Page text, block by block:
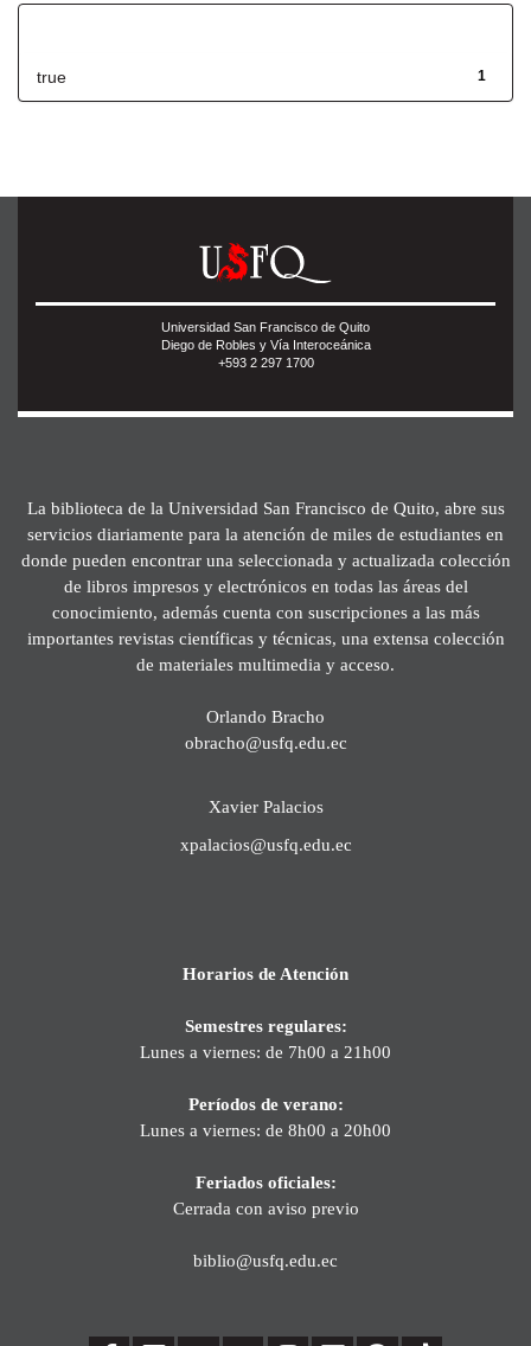
1
true
Universidad San Francisco de Quito
Diego de Robles y Vía Interoceánica
+593 2 297 1700
La biblioteca de la Universidad San Francisco de Quito, abre sus
servicios diariamente para la atención de miles de estudiantes en
donde pueden encontrar una seleccionada y actualizada colección
de libros impresos y electrónicos en todas las áreas del
conocimiento, además cuenta con suscripciones a las más
importantes revistas científicas y técnicas, una extensa colección
de materiales multimedia y acceso.
Orlando Bracho
obracho@usfq.edu.ec
Xavier Palacios
xpalacios@usfq.edu.ec
Horarios de Atención
Semestres regulares:
Lunes a viernes: de 7h00 a 21h00
Períodos de verano:
Lunes a viernes: de 8h00 a 20h00
Feriados oficiales:
Cerrada con aviso previo
biblio@usfq.edu.ec